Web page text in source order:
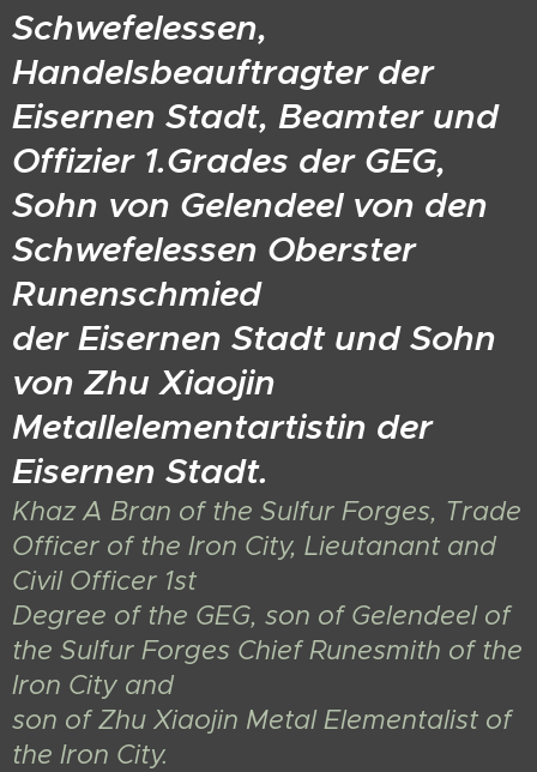
Schwefelessen,
Handelsbeauftragter der
Eisernen Stadt, Beamter und
Offizier 1.Grades der GEG,
Sohn von Gelendeel von den
Schwefelessen Oberster
Runenschmied
der Eisernen Stadt und Sohn
von Zhu Xiaojin
Metallelementartistin der
Eisernen Stadt.
Khaz A Bran of the Sulfur Forges, Trade
Officer of the Iron City, Lieutanant and
Civil Officer 1st
Degree of the GEG, son of Gelendeel of
the Sulfur Forges Chief Runesmith of the
Iron City and
son of Zhu Xiaojin Metal Elementalist of
the Iron City.